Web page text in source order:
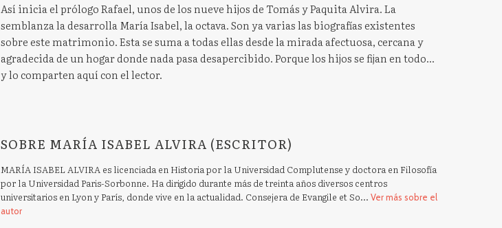
Así inicia el prólogo Rafael, unos de los nueve hijos de Tomás y Paquita Alvira. La
semblanza la desarrolla María Isabel, la octava. Son ya varias las biografías existentes
sobre este matrimonio. Esta se suma a todas ellas desde la mirada afectuosa, cercana y
agradecida de un hogar donde nada pasa desapercibido. Porque los hijos se fijan en todo...
y lo comparten aquí con el lector.
SOBRE MARÍA ISABEL ALVIRA (ESCRITOR)
MARÍA ISABEL ALVIRA es licenciada en Historia por la Universidad Complutense y doctora en Filosofía
por la Universidad Paris-Sorbonne. Ha dirigido durante más de treinta años diversos centros
universitarios en Lyon y París, donde vive en la actualidad. Consejera de Evangile et So... Ver más sobre el
autor